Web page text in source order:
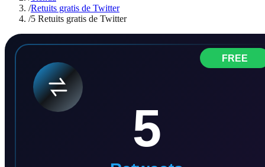
/Retuits gratis de Twitter
/5 Retuits gratis de Twitter